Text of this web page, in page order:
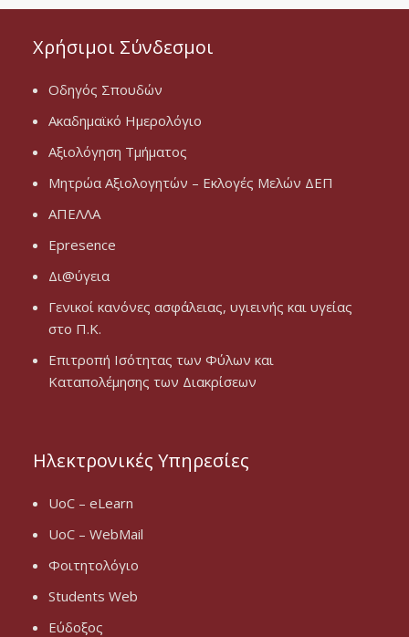
Χρήσιμοι Σύνδεσμοι
Οδηγός Σπουδών
Ακαδημαϊκό Ημερολόγιο
Αξιολόγηση Τμήματος
Μητρώα Αξιολογητών – Εκλογές Μελών ΔΕΠ
ΑΠΕΛΛΑ
Epresence
Δι@ύγεια
Γενικοί κανόνες ασφάλειας, υγιεινής και υγείας
στο Π.Κ.
Επιτροπή Ισότητας των Φύλων και
Καταπολέμησης των Διακρίσεων
Ηλεκτρονικές Υπηρεσίες
UoC – eLearn
UoC – WebMail
Φοιτητολόγιο
Students Web
Εύδοξος